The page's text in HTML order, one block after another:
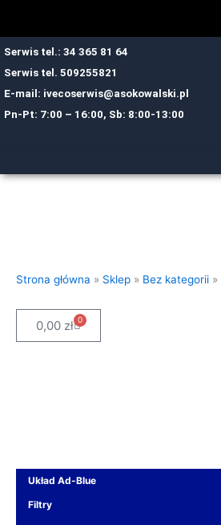
treści
Serwis tel.: 34 365 81 64
Serwis tel. 509255821
E-mail: ivecoserwis@asokowalski.pl
Pn-Pt: 7:00 – 16:00, Sb: 8:00-13:00
Strona główna » Sklep » Bez kategorii »
0,00 zł 0
Cart
Układ Ad-Blue
Filtry